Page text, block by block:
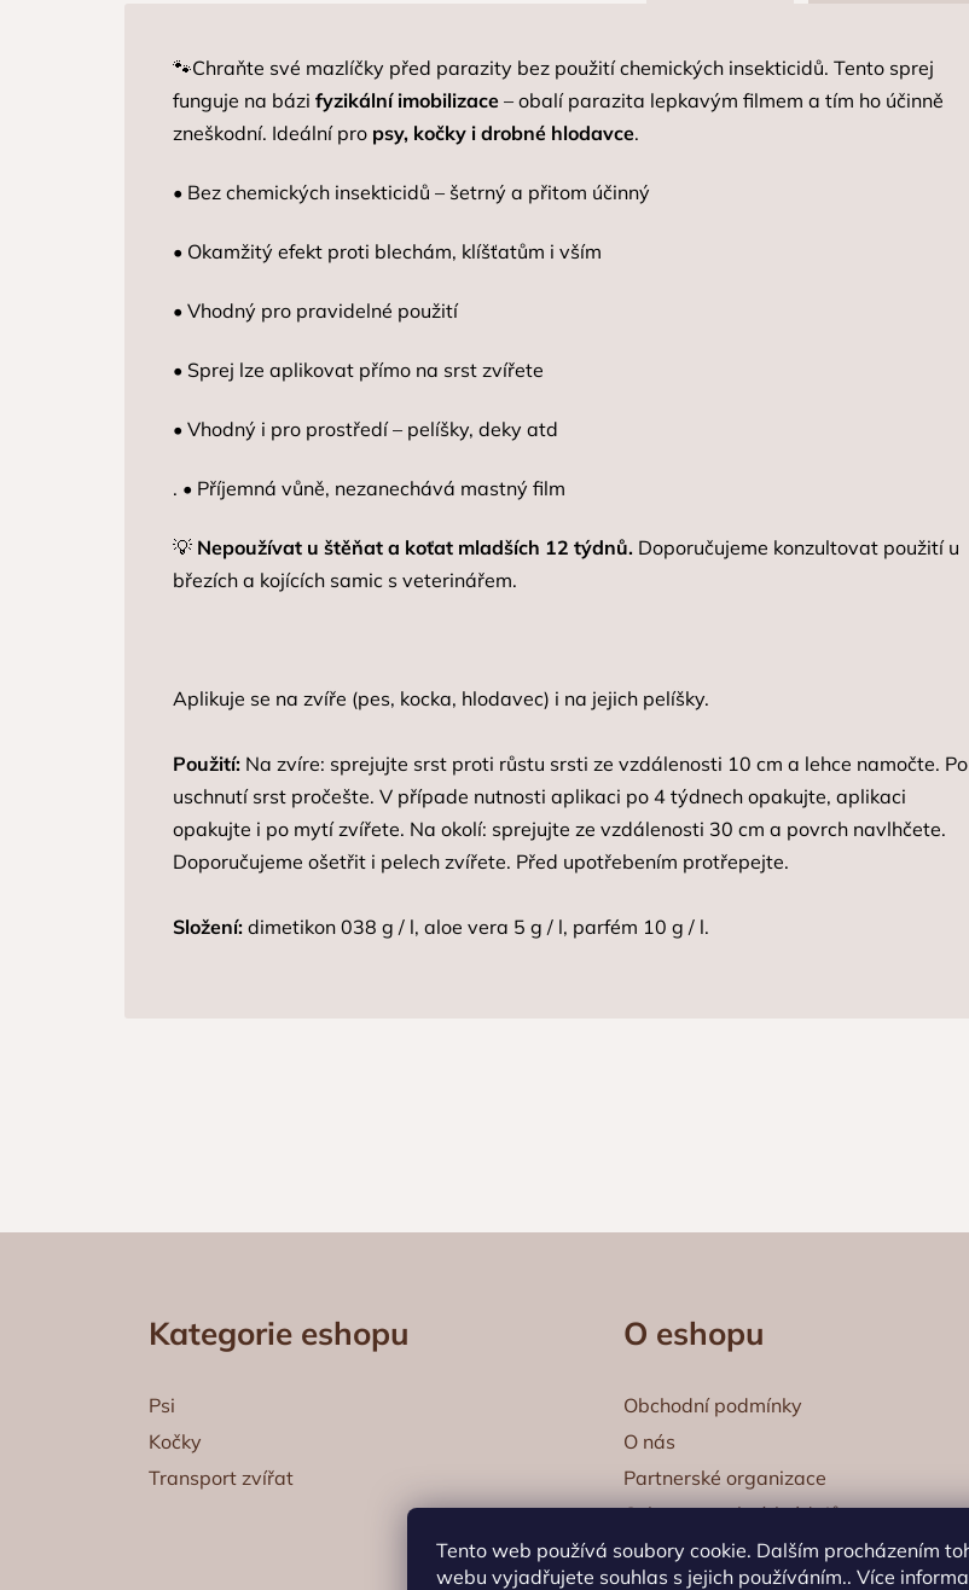
Tento web používá soubory cookie. Dalším procházením
webu vyjadřujete souhlas s jejich používáním.. Více
🐾Chraňte své mazlíčky před parazity bez použití chemických insekticidů. Tento sprej
funguje na bázi fyzikální imobilizace – obalí parazita lepkavým filmem a tím ho účinně
zneškodní. Ideální pro psy, kočky i drobné hlodavce.
• Bez chemických insekticidů – šetrný a přitom účinný
• Okamžitý efekt proti blechám, klíšťatům i vším
• Vhodný pro pravidelné použití
• Sprej lze aplikovat přímo na srst zvířete
• Vhodný i pro prostředí – pelíšky, deky atd
. • Příjemná vůně, nezanechává mastný film
💡 Nepoužívat u štěňat a koťat mladších 12 týdnů. Doporučujeme konzultovat použití u
březích a kojících samic s veterinářem.
Aplikuje se na zvíře (pes, kocka, hlodavec) i na jejich pelíšky.
Použití: Na zvíre: sprejujte srst proti růstu srsti ze vzdálenosti 10 cm a lehce namočte. Po
uschnutí srst pročešte. V případe nutnosti aplikaci po 4 týdnech opakujte, aplikaci
opakujte i po mytí zvířete. Na okolí: sprejujte ze vzdálenosti 30 cm a povrch navlhčete.
Doporučujeme ošetřit i pelech zvířete. Před upotřebením protřepejte.
Složení: dimetikon 038 g / l, aloe vera 5 g / l, parfém 10 g / l.
Kategorie eshopu
Psi
Kočky
Transport zvířat
O eshopu
Obchodní podmínky
O nás
Partnerské organizace
Ochrana osobních údajů
Kontakty